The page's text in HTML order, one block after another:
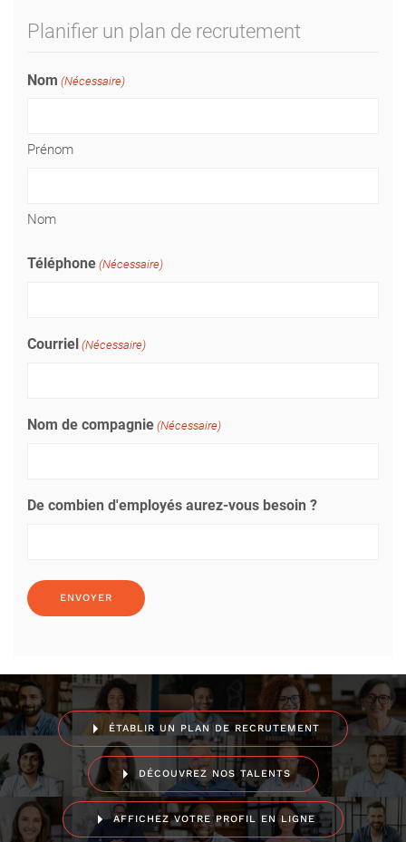
Planifier un plan de recrutement
Nom (Nécessaire)
Prénom
Nom
Téléphone (Nécessaire)
Courriel (Nécessaire)
Nom de compagnie (Nécessaire)
De combien d'employés aurez-vous besoin ?
ÉTABLIR UN PLAN DE RECRUTEMENT
DÉCOUVREZ NOS TALENTS
AFFICHEZ VOTRE PROFIL EN LIGNE